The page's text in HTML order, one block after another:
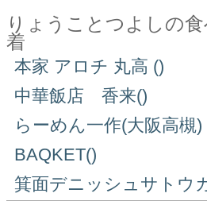
りょうことつよしの
着
本家 アロチ 丸高 ()
中華飯店 香来()
らーめん一作(大阪高槻)
BAQKET()
箕面デニッシュサトウ